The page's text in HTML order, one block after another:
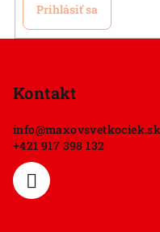
Prihlásiť sa
Kontakt
info@maxovsvetkociek.sk
+421 917 398 132